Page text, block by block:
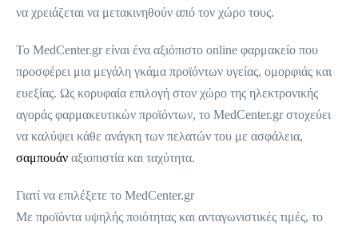
να χρειάζεται να μετακινηθούν από τον χώρο τους.
Το MedCenter.gr είναι ένα αξιόπιστο online φαρμακείο που
προσφέρει μια μεγάλη γκάμα προϊόντων υγείας, ομορφιάς και
ευεξίας. Ως κορυφαία επιλογή στον χώρο της ηλεκτρονικής
αγοράς φαρμακευτικών προϊόντων, το MedCenter.gr στοχεύει
να καλύψει κάθε ανάγκη των πελατών του με ασφάλεια,
σαμπουάν αξιοπιστία και ταχύτητα.
Γιατί να επιλέξετε το MedCenter.gr
Με προϊόντα υψηλής ποιότητας και ανταγωνιστικές τιμές, το